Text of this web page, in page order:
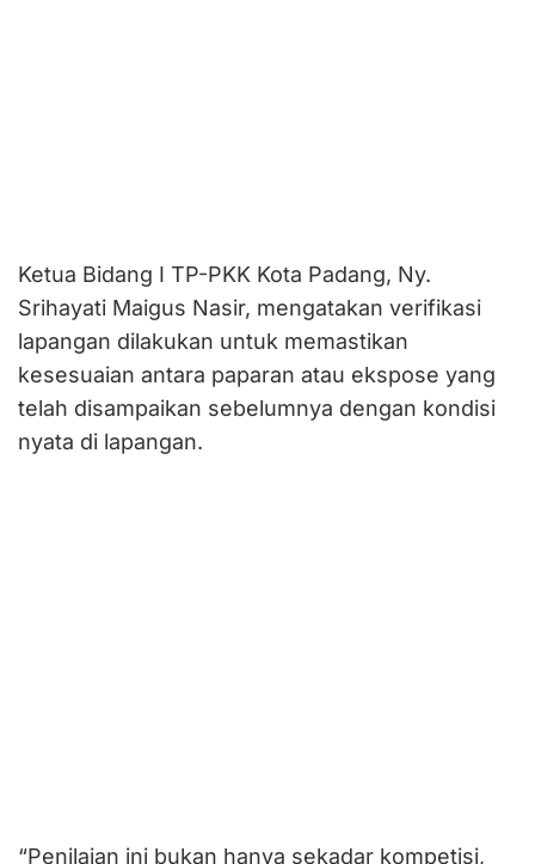
Ketua Bidang I TP-PKK Kota Padang, Ny.
Srihayati Maigus Nasir, mengatakan verifikasi
lapangan dilakukan untuk memastikan
kesesuaian antara paparan atau ekspose yang
telah disampaikan sebelumnya dengan kondisi
nyata di lapangan.
“Penilaian ini bukan hanya sekadar kompetisi,